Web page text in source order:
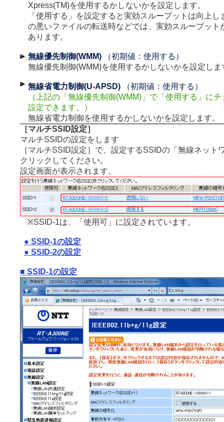
Xpress(TM)を使用するかしないかを設定します。
「使用する」を設定すると実効スループットは向上し
の悪いファイルの転送時などでは、実効スループット
あります。
無線優先制御(WMM) （初期値：使用する）
無線優先制御(WMM)を使用するかしないかを設定しま
無線省電力制御(U-APSD) （初期値：使用する）
（上記の「無線優先制御(WMM)」で「使用する」に
設定できます。）
無線省電力制御を使用するかしないかを設定します。
［マルチSSID設定］
マルチSSIDの設定をします
［マルチSSID設定］で、設定するSSIDの「無線ネット
クリックしてください。
設定画面が表示されます。
※SSID-1は、「使用可」に設定されています。
● SSID-1の設定
● SSID-2の設定
■ SSID-1の設定